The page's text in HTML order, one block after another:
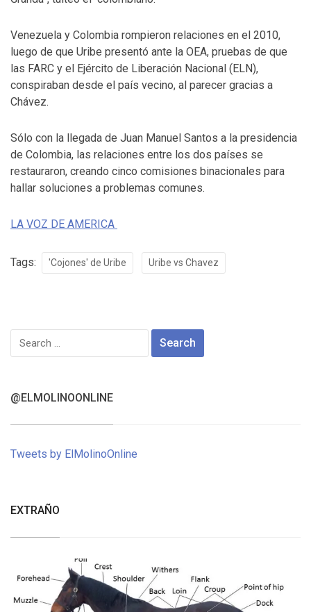
Venezuela y Colombia rompieron relaciones en el 2010,
luego de que Uribe presentó ante la OEA, pruebas de que
las FARC y el Ejército de Liberación Nacional (ELN),
conspiraban desde el país vecino, al parecer gracias a
Chávez.
Sólo con la llegada de Juan Manuel Santos a la presidencia
de Colombia, las relaciones entre los dos países se
restauraron, creando cinco comisiones binacionales para
hallar soluciones a problemas comunes.
LA VOZ DE AMERICA
Tags: 'Cojones' de Uribe Uribe vs Chavez
Search
for:
@ELMOLINOONLINE
Tweets by ElMolinoOnline
EXTRAÑO